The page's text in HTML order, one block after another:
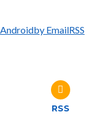
Androidby EmailRSS
RSS